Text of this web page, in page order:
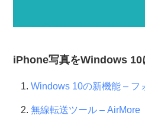
iPhone写真をWindows 10
Windows 10の新機能 – フ
無線転送ツール – AirMore